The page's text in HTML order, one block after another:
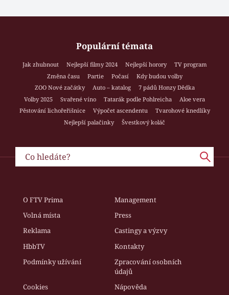
Populární témata
Jak zhubnout Nejlepší filmy 2024 Nejlepší horory
TV program
Změna času
Partie Počasí
Kdy budou volby
ZOO Nové začátky
Auto – katalog
7 pádů Honzy Dědka
Volby 2025
Svařené víno Tatarák podle Pohlreicha
Aloe vera
Pěstování lichořeřišnice
Výpočet ascendentu
Tvarohové knedlíky
Nejlepší palačinky
Švestkový koláč
O FTV Prima
Management
Volná místa
Press
Reklama
Castingy a výzvy
HbbTV
Kontakty
Podmínky užívání
Zpracování osobních
údajů
Cookies
Nápověda